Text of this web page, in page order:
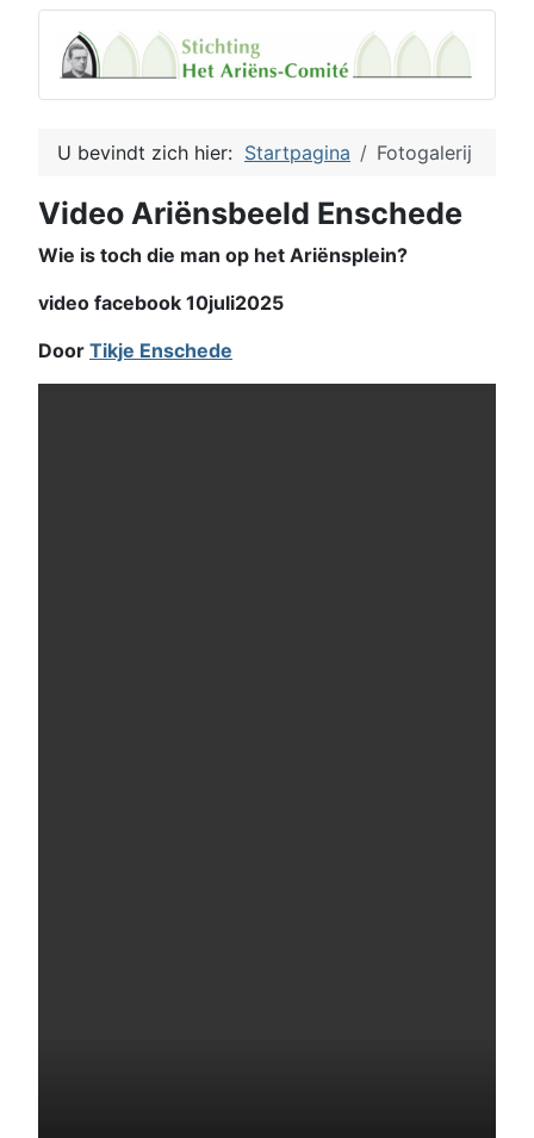
U bevindt zich hier: Startpagina Fotogalerij
Video Ariënsbeeld Enschede
Wie is toch die man op het Ariënsplein?
video facebook 10juli2025
Door Tikje Enschede